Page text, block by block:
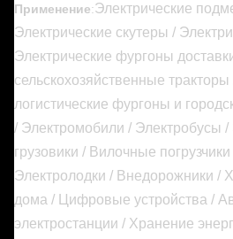
Применение:Электрические
Электрические скутеры /
Электрические фургоны
сельскохозяйственные
логистические фургоны и
/ Электромобили / Электробусы /
грузовики / Вилочные
Электролодки / Внедорожники /
дома / Цифровые устройства /
электростанции / Хранение